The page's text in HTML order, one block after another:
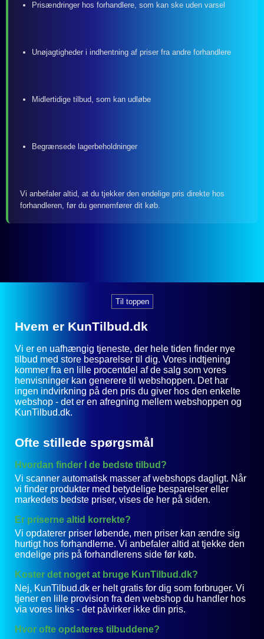
Prisændringer hos forhandlere, som kan ske uden varsel
Unøjagtigheder i indhentning af priser fra andre forhandlere
Midlertidige tilbud, som kan udløbe
Begrænsede lagerbeholdninger
Vi anbefaler altid, at du tjekker den endelige pris direkte hos
forhandleren, før du gennemfører dit køb.
Til toppen
Hvem er KunTilbud.dk
Vi er en uafhængig tjeneste, der hele tiden finder nye
tilbud med store besparelser til dig. Vores indtjening
kommer fra en lille procentdel af de salg som vores
henvisninger kan generere til webshoppen. Det har
ingen indvirkning på den pris du giver hos den enkelte
webshop - det er en afregning mellem webshoppen og
KunTilbud.dk.
Ofte stillede spørgsmål
Hvordan finder I de bedste tilbud?
Vi scanner automatisk masser af webshops dagligt. Når
vi finder produkter med betydelige besparelser eller
markedets bedste priser, vises de her på siden.
Er priserne altid korrekte?
Vi opdaterer priser løbende, men priser kan ændre sig
hurtigt hos forhandlerne. Vi anbefaler altid at tjekke den
endelige pris på forhandlerens side før køb.
Koster det noget at bruge KunTilbud.dk?
Nej, KunTilbud.dk er helt gratis for dig som forbruger. Vi
tjener en lille provision fra den webshop du handler hos
via vores links - det påvirker ikke din pris.
Hvor ofte opdateres tilbuddene?